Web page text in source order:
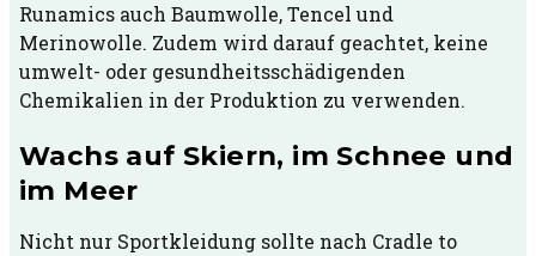
Runamics auch Baumwolle, Tencel und
Merinowolle. Zudem wird darauf geachtet, keine
umwelt- oder gesundheitsschädigenden
Chemikalien in der Produktion zu verwenden.
Wachs auf Skiern, im Schnee und
im Meer
Nicht nur Sportkleidung sollte nach Cradle to